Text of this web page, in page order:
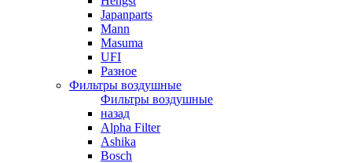
Japanparts
Mann
Masuma
UFI
Разное
Фильтры воздушные
Фильтры воздушные
назад
Alpha Filter
Ashika
Bosch